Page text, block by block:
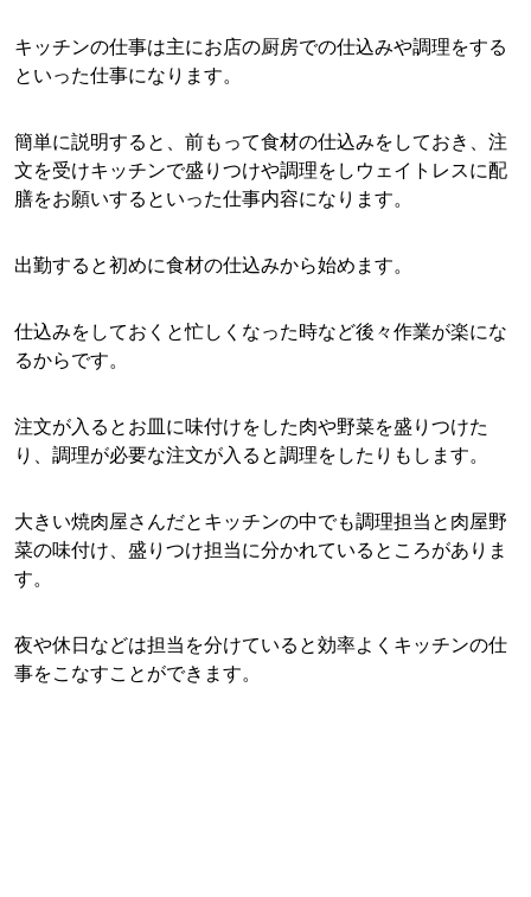
キッチンの仕事は主にお店の厨房での仕込みや調理をする
といった仕事になります。
簡単に説明すると、前もって食材の仕込みをしておき、注
文を受けキッチンで盛りつけや調理をしウェイトレスに配
膳をお願いするといった仕事内容になります。
出勤すると初めに食材の仕込みから始めます。
仕込みをしておくと忙しくなった時など後々作業が楽にな
るからです。
注文が入るとお皿に味付けをした肉や野菜を盛りつけた
り、調理が必要な注文が入ると調理をしたりもします。
大きい焼肉屋さんだとキッチンの中でも調理担当と肉屋野
菜の味付け、盛りつけ担当に分かれているところがありま
す。
夜や休日などは担当を分けていると効率よくキッチンの仕
事をこなすことができます。